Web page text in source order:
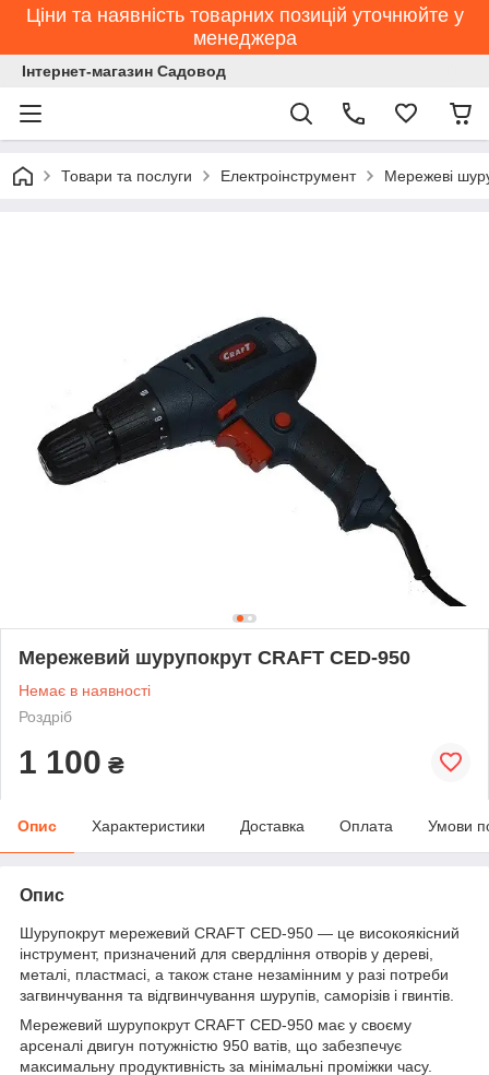
Ціни та наявність товарних позицій уточнюйте у
менеджера
Інтернет-магазин Садовод
Товари та послуги Електроінструмент Мережеві
Мережевий шурупокрут CRAFT CED-950
Немає в наявності
Роздріб
1 100 ₴
Опис Характеристики Доставка Оплата Умови
Опис
Шурупокрут мережевий CRAFT CED-950 — це високоякісний
інструмент, призначений для свердління отворів у дереві,
металі, пластмасі, а також стане незамінним у разі потреби
загвинчування та відгвинчування шурупів, саморізів і гвинтів.
Мережевий шурупокрут CRAFT CED-950 має у своєму
арсеналі двигун потужністю 950 ватів, що забезпечує
максимальну продуктивність за мінімальні проміжки часу.